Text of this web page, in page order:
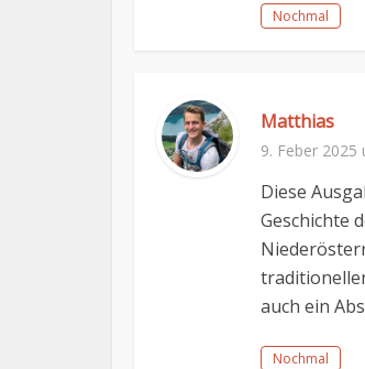
Nochmal
Matthias
9. Feber 2025
Diese
Geschichte
auch ein
Nochmal